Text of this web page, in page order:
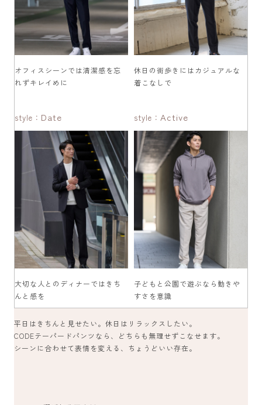
オフィスシーンでは清潔感を忘
れずキレイめに
休日の街歩きにはカジュアルな
着こなしで
Date
大切な人とのディナーではきち
んと感を
Active
子どもと公園で遊ぶなら動きや
すさを意識
平日はきちんと見せたい。休日はリラックスしたい。
CODEテーパードパンツなら、どちらも無理せずこなせます。
シーンに合わせて表情を変える、ちょうどいい存在。